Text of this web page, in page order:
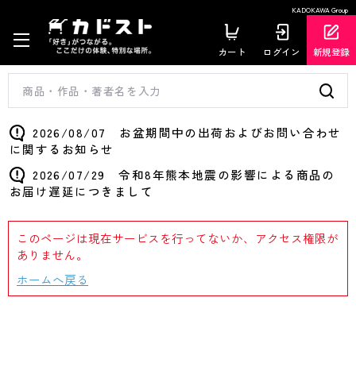
KADOKAWA Group
カート ログイン 新規登録
2026/08/07 お盆期間中の出荷およびお問い合わせ
に関するお知らせ
2026/07/29 令和8年熊本地震の影響による商品の
お届け遅延につきまして
このページは現在サービスを行ってないか、アクセス権限が
ありません。
ホームへ戻る